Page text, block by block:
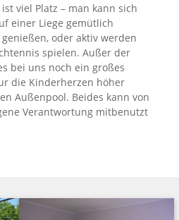
viel Platz – man kann sich
einer Liege gemütlich
oder aktiv werden
spielen. Außer der
bei uns noch ein großes
die Kinderherzen höher
Außenpool. Beides kann von
Verantwortung mitbenutzt